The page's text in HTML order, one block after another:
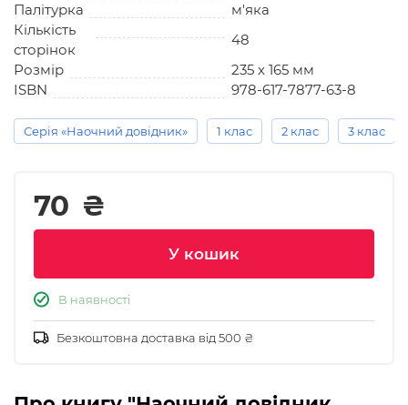
Палітурка
м'яка
Кількість
сторінок
48
Розмір
235 х 165 мм
ISBN
978-617-7877-63-8
Серія «Наочний довідник» 1 клас 2 клас 3 клас
70 ₴
У кошик
В наявності
Безкоштовна доставка від 500 ₴